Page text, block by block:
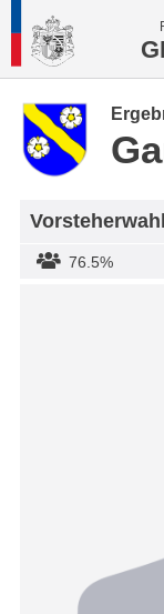
Vorsteherwahl
76.5%